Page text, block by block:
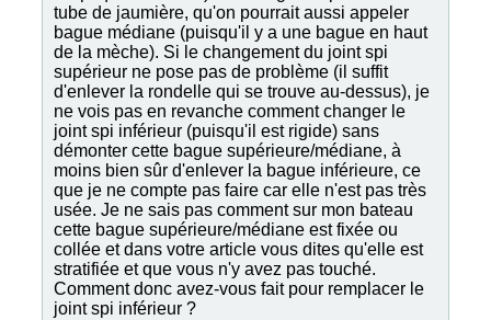
tube de jaumière, qu'on pourrait aussi appeler
bague médiane (puisqu'il y a une bague en haut
de la mèche). Si le changement du joint spi
supérieur ne pose pas de problème (il suffit
d'enlever la rondelle qui se trouve au-dessus), je
ne vois pas en revanche comment changer le
joint spi inférieur (puisqu'il est rigide) sans
démonter cette bague supérieure/médiane, à
moins bien sûr d'enlever la bague inférieure, ce
que je ne compte pas faire car elle n'est pas très
usée. Je ne sais pas comment sur mon bateau
cette bague supérieure/médiane est fixée ou
collée et dans votre article vous dites qu'elle est
stratifiée et que vous n'y avez pas touché.
Comment donc avez-vous fait pour remplacer le
joint spi inférieur ?